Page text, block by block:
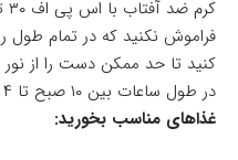
فراموش نکنید که در تمام طول
کنید تا حد ممکن دست را از
در طول ساعات بین ۱۰ صبح تا ۴ بعد از ظهر، دور نگاه دارید.
غذاهای مناسب بخورید: